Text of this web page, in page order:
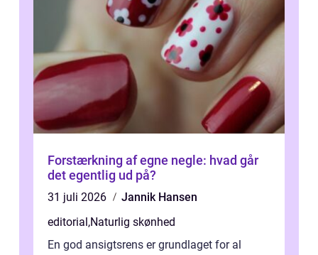
Forstærkning af egne negle: hvad går
det egentlig ud på?
31 juli 2026
Jannik Hansen
editorial,Naturlig skønhed
En god ansigtsrens er grundlaget for al